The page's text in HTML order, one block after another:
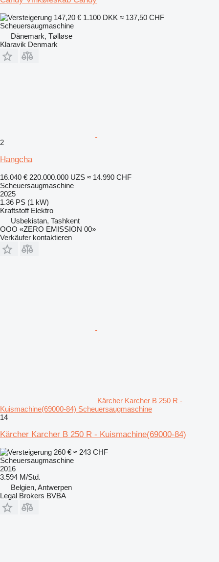
147,20 € 1.100 DKK ≈ 137,50 CHF
Scheuersaugmaschine
Dänemark, Tølløse
Klaravik Denmark
2
Hangcha
16.040 € 220.000.000 UZS ≈ 14.990 CHF
Scheuersaugmaschine
2025
1.36 PS (1 kW)
Kraftstoff Elektro
Usbekistan, Tashkent
OOO «ZERO EMISSION 00»
Verkäufer kontaktieren
Kärcher Karcher B 250 R -
Kuismachine(69000-84) Scheuersaugmaschine
14
Kärcher Karcher B 250 R - Kuismachine(69000-84)
260 € ≈ 243 CHF
Scheuersaugmaschine
2016
3.594 M/Std.
Belgien, Antwerpen
Legal Brokers BVBA